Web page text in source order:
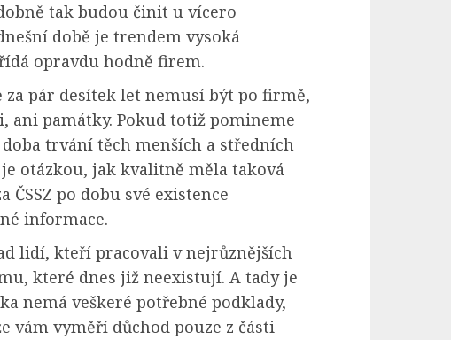
tak budou činit u vícero
době je trendem vysoká
opravdu hodně firem.
za pár desítek let nemusí být po firmě,
ani památky. Pokud totiž pomineme
trvání těch menších a středních
otázkou, jak kvalitně měla taková
ČSSZ po dobu své existence
informace.
lidí, kteří pracovali v nejrůznějších
které dnes již neexistují. A tady je
nemá veškeré potřebné podklady,
vám vyměří důchod pouze z části